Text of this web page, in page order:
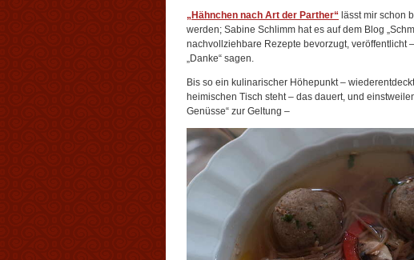
„Hähnchen nach Art der Parther“ lässt mir schon
werden; Sabine Schlimm hat es auf dem Blog
nachvollziehbare Rezepte bevorzugt, veröffentlicht
„Danke“ sagen.
Bis so ein kulinarischer Höhepunkt –
heimischen Tisch steht – das dauert, und
Genüsse“ zur Geltung –